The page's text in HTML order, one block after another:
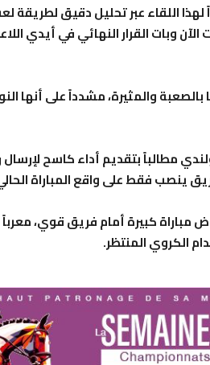
لهذا اللقاء عبر تحليل دقيق
وبات القرار النهائي في أيدي
والمثيرة، مشدداً على أنها
مطالباً بتقديم أداء كاسح لإرسال
ينصب فقط على واقع المباراة
كبيرة أمام فريق قوي، معرباً
الكروي المنتظر.